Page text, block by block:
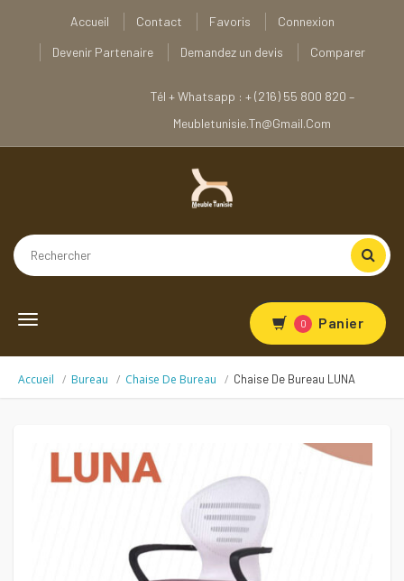
Accueil Contact Favoris
Connexion
Devenir Partenaire
Demandez un devis Comparer
Tél + Whatsapp : + (216) 55 800 820 –
Meubletunisie.tn@gmail.com
Toggle
0 Panier
Accueil Bureau Chaise De Bureau Chaise De Bureau LUNA